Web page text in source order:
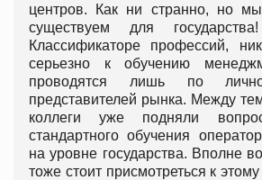
центров. Как ни странно, но
существуем для
Классификаторе профессий,
серьезно к обучению
проводятся лишь по
представителей рынка. Между
коллеги уже подняли
стандартного обучения
на уровне государства. Вполне
тоже стоит присмотреться к